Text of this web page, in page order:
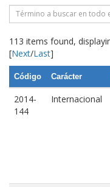
113 items found,
[Next/Last]
Código Carácter
2014-
144
Internacional